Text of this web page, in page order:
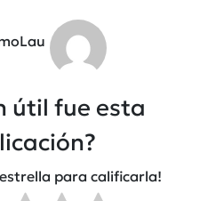
útil fue esta
estrella para calificarla!